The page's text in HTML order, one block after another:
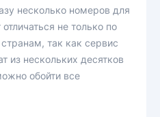
несколько номеров для
не только по
так как сервис
из нескольких десятков
обойти все